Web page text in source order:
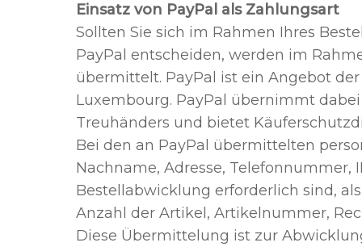
Einsatz von PayPal als Zahlungsart
Sollten Sie sich im Rahmen Ihres
PayPal entscheiden, werden im
übermittelt. PayPal ist ein Angebot der
Luxembourg. PayPal übernimmt
Treuhänders und bietet
Bei den an PayPal übermittelten
Nachname, Adresse, Telefonnummer,
Bestellabwicklung erforderlich sind,
Anzahl der Artikel, Artikelnummer,
Diese Übermittelung ist zur